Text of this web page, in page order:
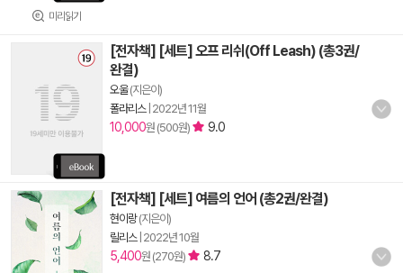
미리읽기
[전자책] [세트] 오프 리쉬(Off Leash) (총3권/
완결)
오울(지은이)
폴라리스| 2022년 11월
10,000원 (500원) 9.0
[전자책] [세트] 여름의 언어 (총2권/완결)
현이랑(지은이)
릴리스| 2022년 10월
5,400원 (270원) 8.7